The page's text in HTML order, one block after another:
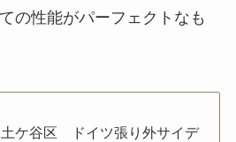
の性能がパーフェクトなも
ケ谷区 ドイツ張り外サイデ